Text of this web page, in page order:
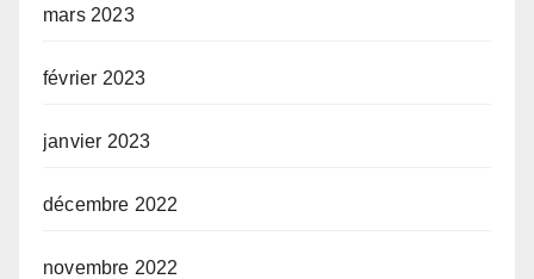
mars 2023
février 2023
janvier 2023
décembre 2022
novembre 2022